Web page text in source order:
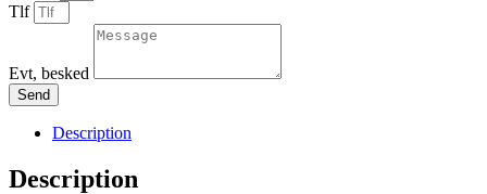
Tlf
Evt, besked
Send
Description
Description